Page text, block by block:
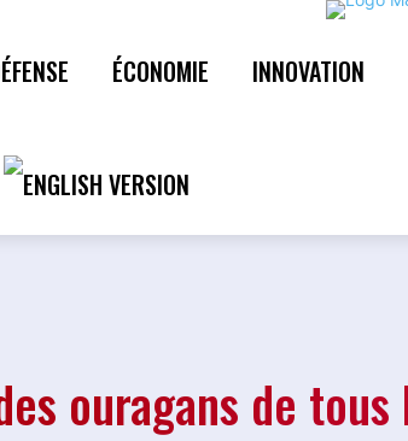
ÉCONOMIE INNOVATION
ouragans de